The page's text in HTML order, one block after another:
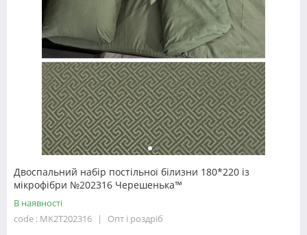
Двоспальний набір постільної білизни 180*220 із
мікрофібри №202316 Черешенька™
В наявності
code : MK2T202316
Опт і роздріб